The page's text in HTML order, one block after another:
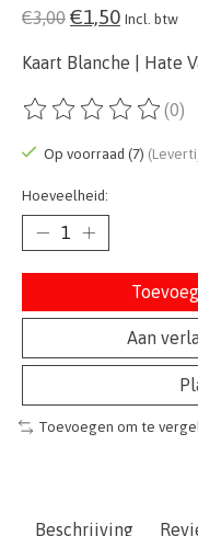
€3,00 €1,50 Incl. btw
Kaart Blanche | Hate
De beoordeling van
(0)
Op voorraad (7)
Hoeveelheid:
Aan
Toevoegen om te
Beschrijving